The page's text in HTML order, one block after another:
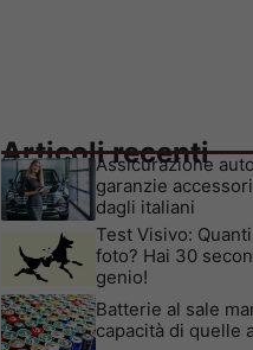
Articoli recenti
Assicurazione
garanzie
dagli italiani
Test Visivo:
foto? Hai 30
genio!
Batterie al sale
capacità di quelle